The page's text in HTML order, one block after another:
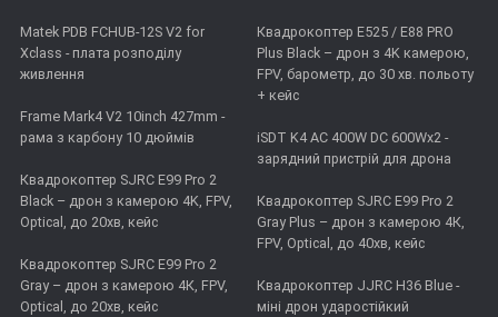
Matek PDB FCHUB-12S V2 for
Xclass - плата розподілу
живлення
Frame Mark4 V2 10inch 427mm -
рама з карбону 10 дюймів
Квадрокоптер SJRC E99 Pro 2
Black – дрон з камерою 4K, FPV,
Optical, до 20хв, кейс
Квадрокоптер SJRC E99 Pro 2
Gray – дрон з камерою 4К, FPV,
Optical, до 20хв, кейс
Квадрокоптер E525 / E88 PRO
Plus Black – дрон з 4K камерою,
FPV, барометр, до 30 хв. польоту
+ кейс
iSDT K4 AC 400W DC 600Wx2 -
зарядний пристрій для дрона
Квадрокоптер SJRC E99 Pro 2
Gray Plus – дрон з камерою 4К,
FPV, Optical, до 40хв, кейс
Квадрокоптер JJRC H36 Blue -
міні дрон ударостійкий